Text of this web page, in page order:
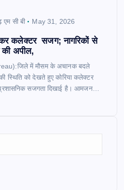
एम सी बी May 31, 2026
कलेक्टर सजग; नागरिकों से
की अपील,
में मौसम के अचानक बदले
स्थिति को देखते हुए कोरिया कलेक्टर
सजगता दिखाई है। आमजन…